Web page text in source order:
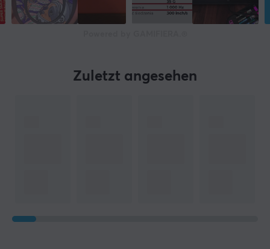
Zuletzt angesehen